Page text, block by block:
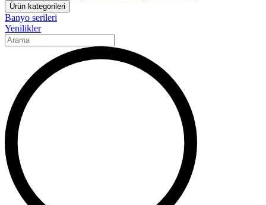
Ürün kategorileri
Banyo serileri
Yenilikler